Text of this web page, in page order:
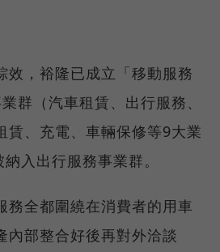
效，裕隆已成立「移動服務
群（汽車租賃、出行服務、
賃、充電、車輛保修等9大業
入出行服務事業群。
務全都圍繞在消費者的用車
內部整合好後再對外洽談